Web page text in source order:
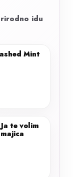
idu
Mint
te volim